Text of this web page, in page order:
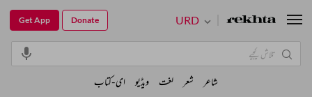
URD
Get App Donate
شاعر شعر لغت ویڈیو ای-کتاب